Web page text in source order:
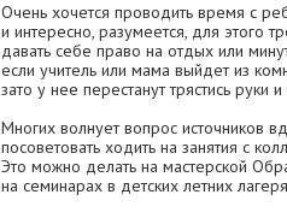
Очень хочется проводить время с
и интересно, разумеется, для этого
давать себе право на отдых или
если учитель или мама выйдет из
зато у нее перестанут трястись руки
Многих волнует вопрос источников
посоветовать ходить на занятия с
Это можно делать на мастерской
на семинарах в детских летних